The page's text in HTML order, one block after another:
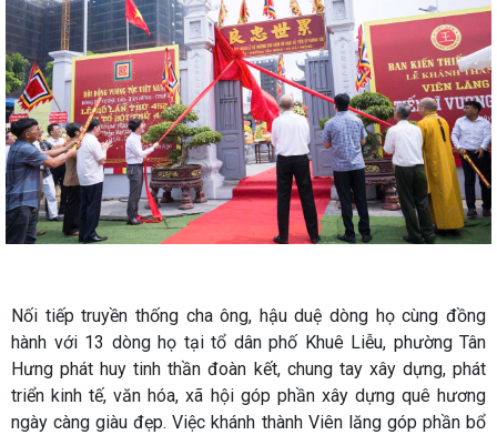
Nối tiếp truyền thống cha ông, hậu duệ dòng họ cùng đồng
hành với 13 dòng họ tại tổ dân phố Khuê Liễu, phường Tân
Hưng phát huy tinh thần đoàn kết, chung tay xây dựng, phát
triển kinh tế, văn hóa, xã hội góp phần xây dựng quê hương
ngày càng giàu đẹp. Việc khánh thành Viên lăng góp phần bổ